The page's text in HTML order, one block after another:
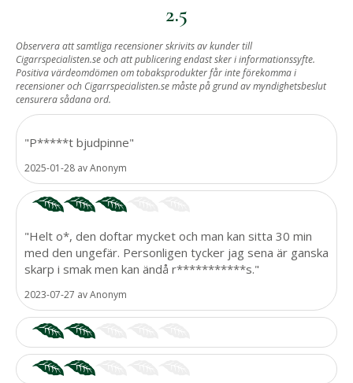
2.5
BASERAT PÅ
3
Observera att samtliga recensioner skrivits av kunder till
Cigarrspecialisten.se och att publicering endast sker i informationssyfte.
Positiva värdeomdömen om tobaksprodukter får inte förekomma i
recensioner och Cigarrspecialisten.se måste på grund av myndighetsbeslut
censurera sådana ord.
"P*****t bjudpinne"
2025-01-28 avAnonym
"Helt o*, den doftar mycket och man kan sitta 30 min
med den ungefär. Personligen tycker jag sena är ganska
skarp i smak men kan ändå r***********s."
2023-07-27 avAnonym